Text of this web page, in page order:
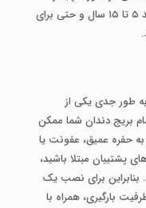
ماندن و حفظ مراقبت در سطح بالا، می‌تواند ۵ تا ۱۵ سال و حتی برای
طور جدی یکی از
بریج دندان شما ممکن
حفره عمیق، عفونت یا
پشتیبان مبتلا باشید،
برای نصب یک
بارگیری، همراه با